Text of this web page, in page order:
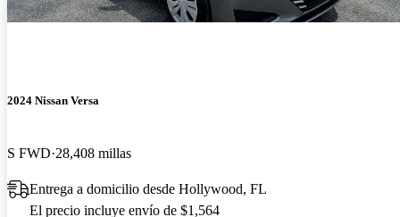
2024 Nissan Versa
S FWD 28,408 millas
Entrega a domicilio desde Hollywood, FL
El precio incluye envío de $1,564